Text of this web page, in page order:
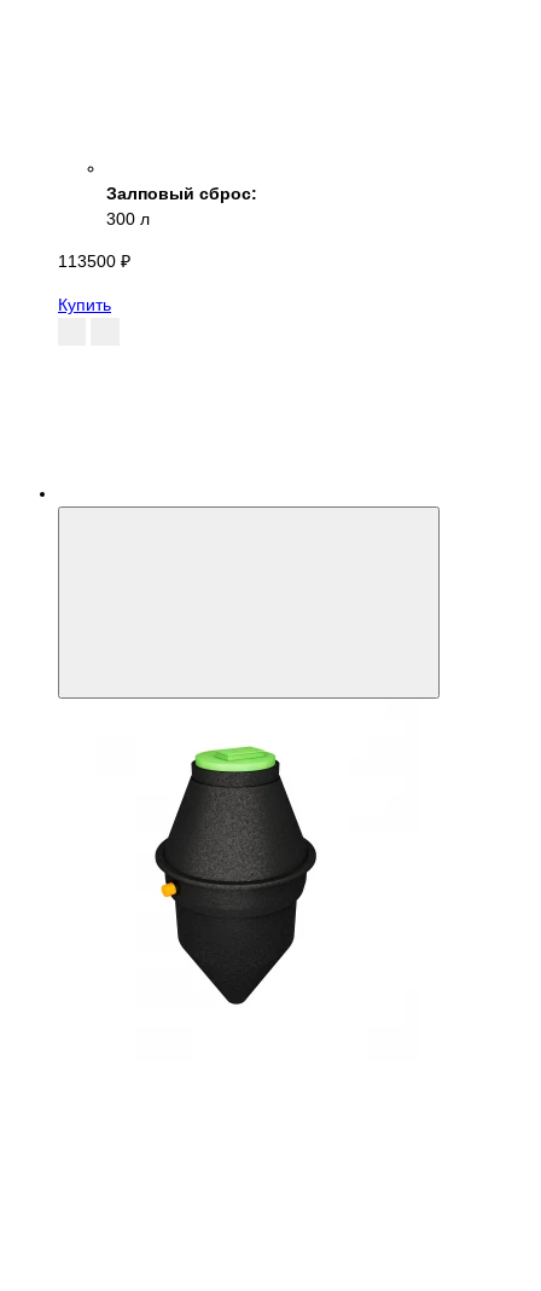
Залповый сброс:
300 л
113500 ₽
Купить